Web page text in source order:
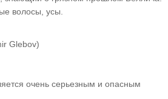
волосы, усы.
Glebov)
очень серьезным и опасным